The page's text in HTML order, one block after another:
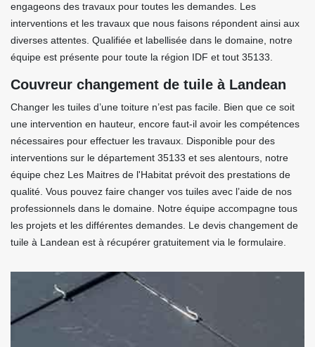
engageons des travaux pour toutes les demandes. Les
interventions et les travaux que nous faisons répondent ainsi aux
diverses attentes. Qualifiée et labellisée dans le domaine, notre
équipe est présente pour toute la région IDF et tout 35133.
Couvreur changement de tuile à Landean
Changer les tuiles d’une toiture n’est pas facile. Bien que ce soit
une intervention en hauteur, encore faut-il avoir les compétences
nécessaires pour effectuer les travaux. Disponible pour des
interventions sur le département 35133 et ses alentours, notre
équipe chez Les Maitres de l'Habitat prévoit des prestations de
qualité. Vous pouvez faire changer vos tuiles avec l’aide de nos
professionnels dans le domaine. Notre équipe accompagne tous
les projets et les différentes demandes. Le devis changement de
tuile à Landean est à récupérer gratuitement via le formulaire.